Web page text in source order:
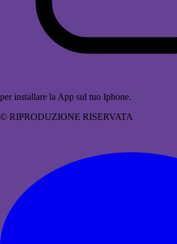
per installare la App sul tuo Iphone.
© RIPRODUZIONE RISERVATA